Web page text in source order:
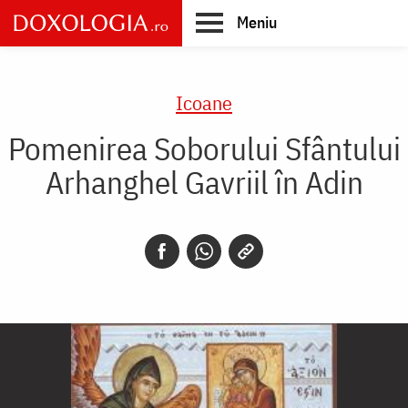
Skip
to
main
Meniu
Icoane
Pomenirea Soborului Sfântului
Arhanghel Gavriil în Adin